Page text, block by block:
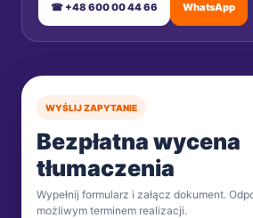
☎ +48 600 00 44 66 WhatsApp
WYŚLIJ ZAPYTANIE
Bezpłatna wycena
tłumaczenia
Wypełnij formularz i załącz dokument.
możliwym terminem realizacji.